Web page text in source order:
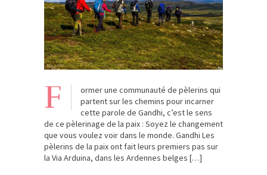
F
ormer une communauté de pèlerins qui
partent sur les chemins pour incarner
cette parole de Gandhi, c’est le sens
de ce pèlerinage de la paix : Soyez le changement
que vous voulez voir dans le monde. Gandhi Les
pèlerins de la paix ont fait leurs premiers pas sur
la Via Arduina, dans les Ardennes belges […]